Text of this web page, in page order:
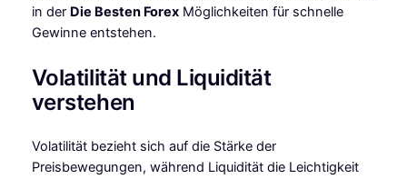
in der Die Besten ForexMöglichkeiten für schnelle
Gewinne entstehen.
Volatilität und Liquidität
verstehen
Volatilität bezieht sich auf die Stärke der
Preisbewegungen, während Liquidität die Leichtigkeit